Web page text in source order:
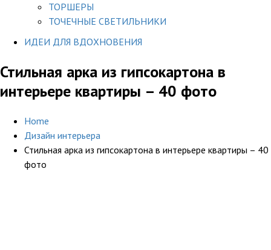
ТОРШЕРЫ
ТОЧЕЧНЫЕ СВЕТИЛЬНИКИ
ИДЕИ ДЛЯ ВДОХНОВЕНИЯ
Стильная арка из гипсокартона в
интерьере квартиры – 40 фото
Home
Дизайн интерьера
Стильная арка из гипсокартона в интерьере квартиры – 40
фото